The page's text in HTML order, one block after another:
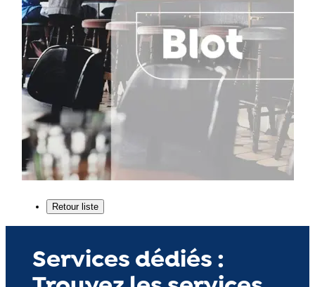
Services dédiés :